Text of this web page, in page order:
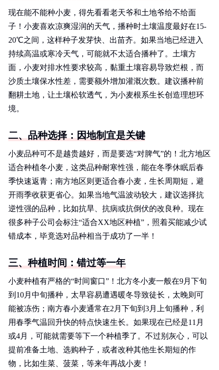
现在能不能种小麦，得先看看老天爷和土地爷给不给面
子！小麦喜欢凉爽湿润的天气，播种时土壤温度最好在15-
20℃之间，这样种子发芽快、出苗齐。如果当地已经进入
持续高温或寒冷天气，可能就不太适合播种了。土壤方
面，小麦对排水性要求较高，黏重土壤容易导致烂根，而
沙质土壤保水性差，需要额外增加灌溉次数。建议播种前
翻耕土地，让土壤松软透气，为小麦根系生长创造理想环
境。
二、品种选择：因地制宜是关键
小麦品种可不是越贵越好，而是要选“对脾气”的！北方地区
适合种植冬小麦，这类品种耐寒性强，能在冬季休眠后春
季快速返青；南方地区则更适合春小麦，生长周期短，避
开雨季收获更省心。如果当地气温波动较大，建议选择抗
逆性强的品种，比如抗旱、抗病或抗倒伏的改良种。现在
很多种子公司会标注“适合XX地区种植”，照着买能减少试
错成本，毕竟选对品种相当于成功了一半！
三、种植时间：错过等一年
小麦种植有严格的“时间窗口”！北方冬小麦一般在9月下旬
到10月中旬播种，太早容易遭遇暖冬导致徒长，太晚则可
能被冻伤；南方春小麦通常在2月下旬到3月上旬播种，利
用春季气温回升快的特点快速生长。如果现在已经是11月
或4月，可能就需要等下一个种植季了。不过别灰心，可以
提前准备土地、选购种子，或者改种其他生长期短的作
物，比如生菜、菠菜，等来年再战小麦！